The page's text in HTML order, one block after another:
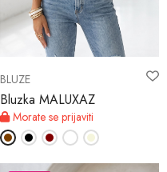
BLUZE
Bluzka MALUXAZ
Morate se prijaviti